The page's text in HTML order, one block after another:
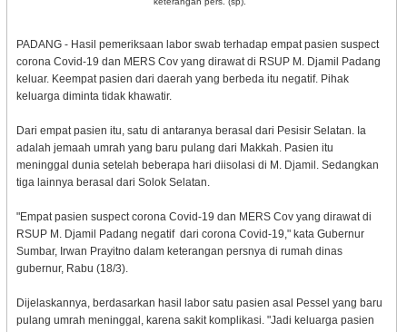
PADANG - Hasil pemeriksaan labor swab terhadap empat pasien suspect
corona Covid-19 dan MERS Cov yang dirawat di RSUP M. Djamil Padang
keluar. Keempat pasien dari daerah yang berbeda itu negatif. Pihak
keluarga diminta tidak khawatir.
Dari empat pasien itu, satu di antaranya berasal dari Pesisir Selatan. Ia
adalah jemaah umrah yang baru pulang dari Makkah. Pasien itu
meninggal dunia setelah beberapa hari diisolasi di M. Djamil. Sedangkan
tiga lainnya berasal dari Solok Selatan.
"Empat pasien suspect corona Covid-19 dan MERS Cov yang dirawat di
RSUP M. Djamil Padang negatif dari corona Covid-19," kata Gubernur
Sumbar, Irwan Prayitno dalam keterangan persnya di rumah dinas
gubernur, Rabu (18/3).
Dijelaskannya, berdasarkan hasil labor satu pasien asal Pessel yang baru
pulang umrah meninggal, karena sakit komplikasi. "Jadi keluarga pasien